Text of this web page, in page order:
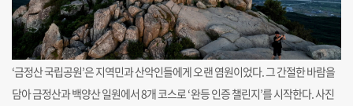
‘금정산 국립공원’은 지역민과 산악인들에게 오랜 염원이었다. 그 간절한 바람을
담아 금정산과 백양산 일원에서 8개 코스로 ‘완등 인증 챌린지’를 시작한다. 사진